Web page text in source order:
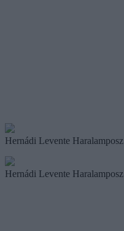
Hernádi Levente Haralamposz
Hernádi Levente Haralamposz